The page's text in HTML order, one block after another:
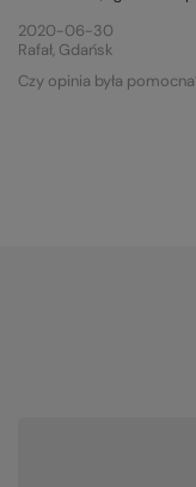
2020-06-30
Rafał, Gdańsk
Czy opinia była